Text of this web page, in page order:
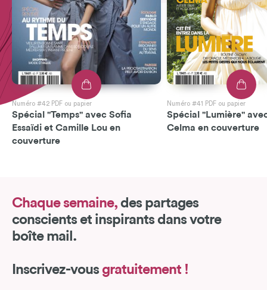
Numéro #42 PDF ou papier
Spécial "Temps" avec Sofia
Essaïdi et Camille Lou en
couverture
Numéro #41 PDF ou papier
Spécial "Lumière"
Celma en couverture
Chaque semaine, des partages
conscients et inspirants dans votre
boîte mail.
Inscrivez-vous gratuitement !